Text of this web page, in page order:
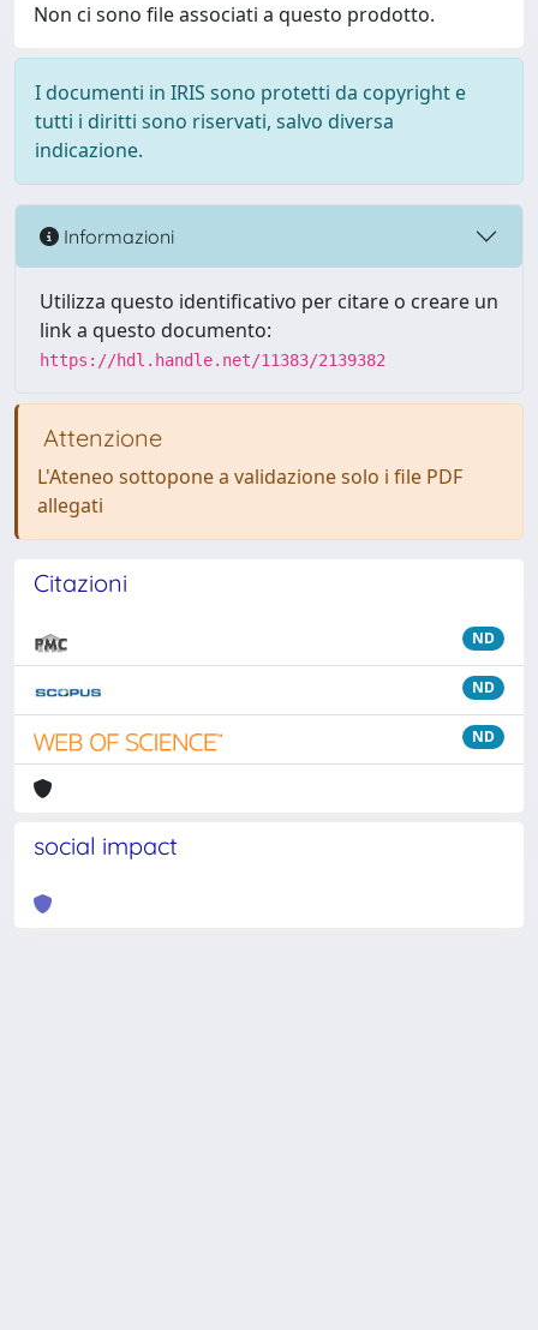
Non ci sono file associati a questo prodotto.
I documenti in IRIS sono protetti da copyright e
tutti i diritti sono riservati, salvo diversa
indicazione.
Informazioni
Utilizza questo identificativo per citare o creare un
link a questo documento:
https://hdl.handle.net/11383/2139382
Attenzione
L'Ateneo sottopone a validazione solo i file PDF
allegati
Citazioni
ND
ND
ND
social impact